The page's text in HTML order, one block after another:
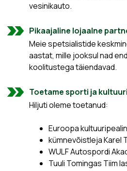
vesinikauto.
Pikaajaline lojaalne
Meie spetsialistide
aastat, mille jooksul nad
koolitustega täiendavad.
Toetame sporti ja kultuuri
Hiljuti oleme toetanud:
Euroopa
kümnevõistleja Karel
WULF Autospordi
Tuuli Tomingas Tiim